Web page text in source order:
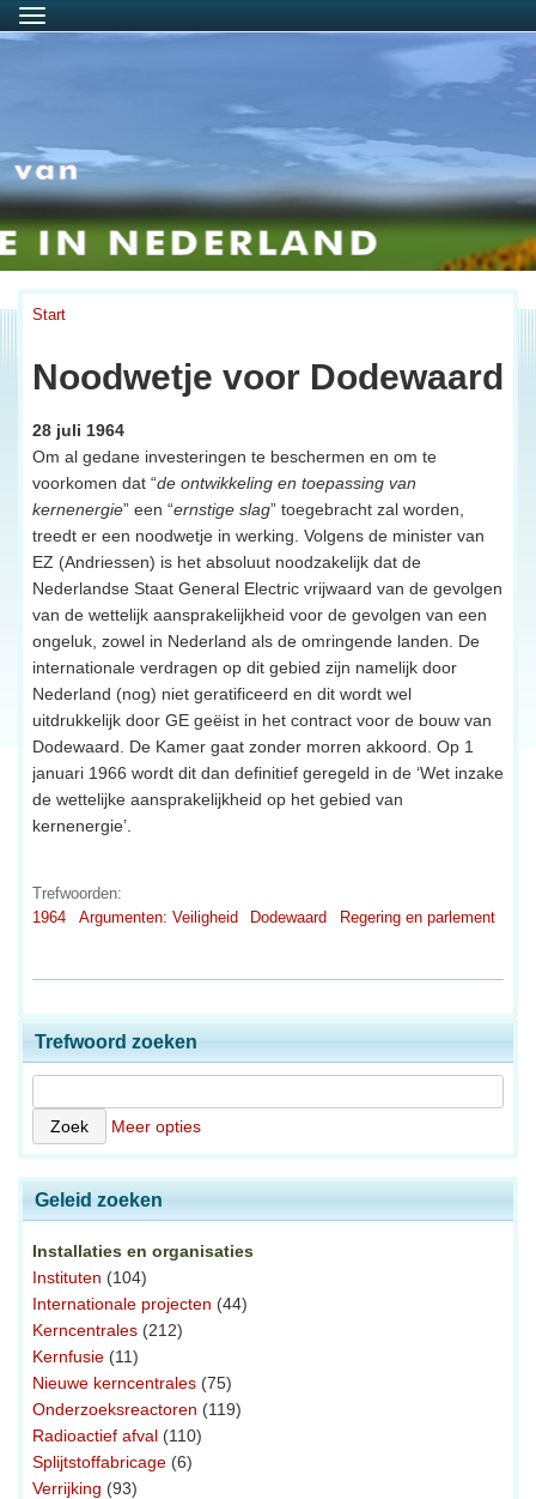
Menu
Start
Noodwetje voor Dodewaard
28 juli 1964
Om al gedane investeringen te beschermen en om te
voorkomen dat “de ontwikkeling en toepassing van
kernenergie” een “ernstige slag” toegebracht zal worden,
treedt er een noodwetje in werking. Volgens de minister van
EZ (Andriessen) is het absoluut noodzakelijk dat de
Nederlandse Staat General Electric vrijwaard van de gevolgen
van de wettelijk aansprakelijkheid voor de gevolgen van een
ongeluk, zowel in Nederland als de omringende landen. De
internationale verdragen op dit gebied zijn namelijk door
Nederland (nog) niet geratificeerd en dit wordt wel
uitdrukkelijk door GE geëist in het contract voor de bouw van
Dodewaard. De Kamer gaat zonder morren akkoord. Op 1
januari 1966 wordt dit dan definitief geregeld in de ‘Wet inzake
de wettelijke aansprakelijkheid op het gebied van
kernenergie’.
Trefwoorden:
1964
Argumenten: Veiligheid Dodewaard Regering en parlement
Trefwoord zoeken
Meer opties
Geleid zoeken
Installaties en organisaties
Instituten (104)
Internationale projecten (44)
Kerncentrales (212)
Kernfusie (11)
Nieuwe kerncentrales (75)
Onderzoeksreactoren (119)
Radioactief afval (110)
Splijtstoffabricage (6)
Verrijking (93)